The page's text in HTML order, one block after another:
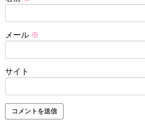
メール ※
サイト